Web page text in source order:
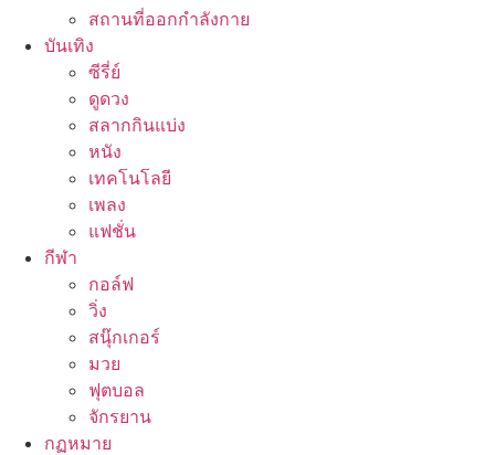
สถานที่ออกกำลังกาย
บันเทิง
ซีรี่ย์
ดูดวง
สลากกินแบ่ง
หนัง
เทคโนโลยี
เพลง
แฟชั่น
กีฬา
กอล์ฟ
วิ่ง
สนุ๊กเกอร์
มวย
ฟุตบอล
จักรยาน
กฏหมาย